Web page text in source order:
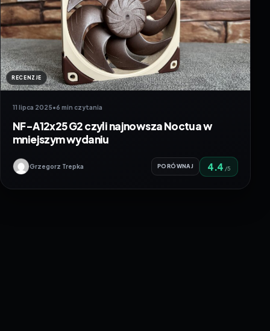
RECENZJE
11 lipca 2025•6 min czytania
NF-A12x25 G2 czyli najnowsza Noctua w
mniejszym wydaniu
Grzegorz Trepka PORÓWNAJ 4.4 /5